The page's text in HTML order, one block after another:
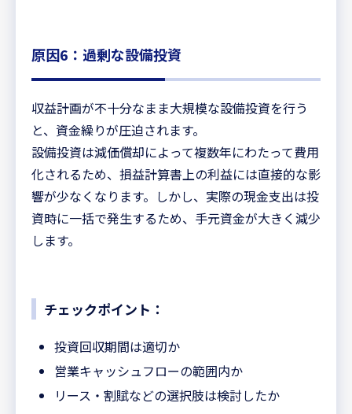
原因6：過剰な設備投資
収益計画が不十分なまま大規模な設備投資を行う
と、資金繰りが圧迫されます。
設備投資は減価償却によって複数年にわたって費用
化されるため、損益計算書上の利益には直接的な影
響が少なくなります。しかし、実際の現金支出は投
資時に一括で発生するため、手元資金が大きく減少
します。
チェックポイント：
投資回収期間は適切か
営業キャッシュフローの範囲内か
リース・割賦などの選択肢は検討したか